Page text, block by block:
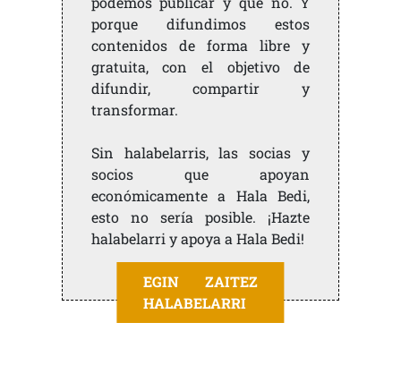
porque difundimos estos
contenidos de forma libre y
gratuita, con el objetivo de
difundir, compartir y
transformar.
Sin halabelarris, las socias y
socios que apoyan
económicamente a Hala Bedi,
esto no sería posible. ¡Hazte
halabelarri y apoya a Hala Bedi!
EGIN ZAITEZ
HALABELARRI